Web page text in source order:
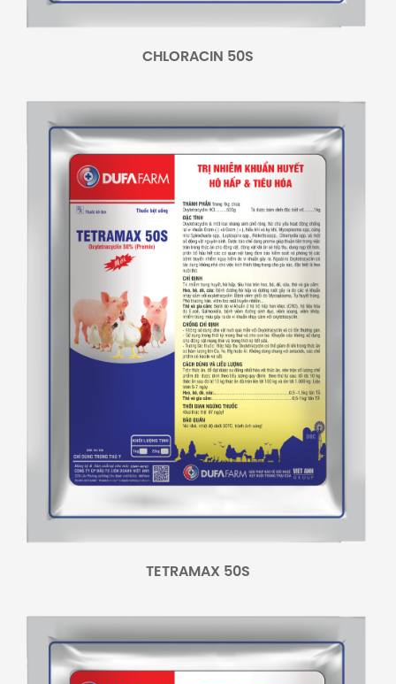
CHLORACIN 50S
TETRAMAX 50S